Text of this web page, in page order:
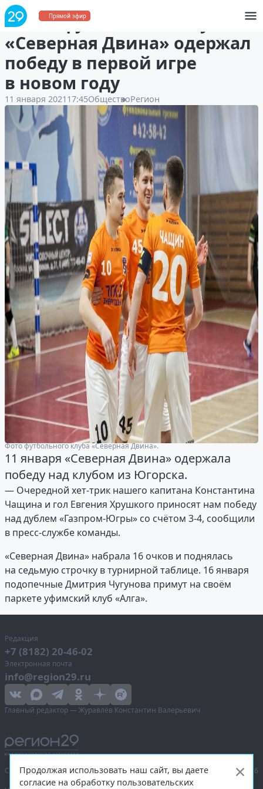
Прямой эфир
Мини-футбольный клуб
«Северная Двина» одержал
победу в первой игре
в новом году
11 января 2021 17:45ОбществоРегион
Фото футбольного клуба «Северная Двина».
11 января «Северная Двина» одержала
победу над клубом из Югорска.
— Очередной хет-трик нашего капитана Константина
Чащина и гол Евгения Хрушкого приносят нам победу
над дублем «Газпром-Югры» со счётом 3-4, сообщили
в пресс-службе команды.
«Северная Двина» набрала 16 очков и поднялась
на седьмую строчку в турнирной таблице. 16 января
подопечные Дмитрия Чугунова примут на своём
паркете уфимский клуб «Алга».
Редакция
+7 (8182) 20-46-02
Электронная почта
info@region29.ru
Главный редактор — Журавлёв Константин Валерьевич
Сетевое издание «Информационное агентство Регион 29»,
© 2016–2026
Продолжая использовать наш сайт, вы даете
согласие на обработку пользовательских